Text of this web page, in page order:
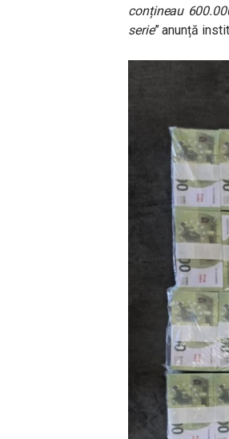
conțineau
serie” anunță